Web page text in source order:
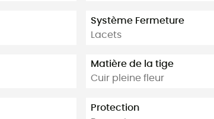
Système Fermeture
Lacets
Matière de la tige
Cuir pleine fleur
Protection